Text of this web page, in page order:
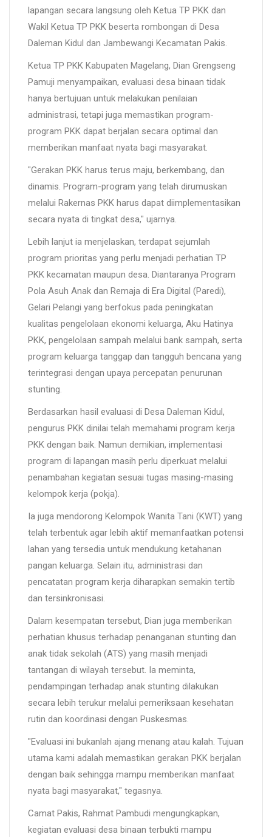
lapangan secara langsung oleh Ketua TP PKK dan
Wakil Ketua TP PKK beserta rombongan di Desa
Daleman Kidul dan Jambewangi Kecamatan Pakis.
Ketua TP PKK Kabupaten Magelang, Dian Grengseng
Pamuji menyampaikan, evaluasi desa binaan tidak
hanya bertujuan untuk melakukan penilaian
administrasi, tetapi juga memastikan program-
program PKK dapat berjalan secara optimal dan
memberikan manfaat nyata bagi masyarakat.
"Gerakan PKK harus terus maju, berkembang, dan
dinamis. Program-program yang telah dirumuskan
melalui Rakernas PKK harus dapat diimplementasikan
secara nyata di tingkat desa," ujarnya.
Lebih lanjut ia menjelaskan, terdapat sejumlah
program prioritas yang perlu menjadi perhatian TP
PKK kecamatan maupun desa. Diantaranya Program
Pola Asuh Anak dan Remaja di Era Digital (Paredi),
Gelari Pelangi yang berfokus pada peningkatan
kualitas pengelolaan ekonomi keluarga, Aku Hatinya
PKK, pengelolaan sampah melalui bank sampah, serta
program keluarga tanggap dan tangguh bencana yang
terintegrasi dengan upaya percepatan penurunan
stunting.
Berdasarkan hasil evaluasi di Desa Daleman Kidul,
pengurus PKK dinilai telah memahami program kerja
PKK dengan baik. Namun demikian, implementasi
program di lapangan masih perlu diperkuat melalui
penambahan kegiatan sesuai tugas masing-masing
kelompok kerja (pokja).
Ia juga mendorong Kelompok Wanita Tani (KWT) yang
telah terbentuk agar lebih aktif memanfaatkan potensi
lahan yang tersedia untuk mendukung ketahanan
pangan keluarga. Selain itu, administrasi dan
pencatatan program kerja diharapkan semakin tertib
dan tersinkronisasi.
Dalam kesempatan tersebut, Dian juga memberikan
perhatian khusus terhadap penanganan stunting dan
anak tidak sekolah (ATS) yang masih menjadi
tantangan di wilayah tersebut. Ia meminta,
pendampingan terhadap anak stunting dilakukan
secara lebih terukur melalui pemeriksaan kesehatan
rutin dan koordinasi dengan Puskesmas.
"Evaluasi ini bukanlah ajang menang atau kalah. Tujuan
utama kami adalah memastikan gerakan PKK berjalan
dengan baik sehingga mampu memberikan manfaat
nyata bagi masyarakat," tegasnya.
Camat Pakis, Rahmat Pambudi mengungkapkan,
kegiatan evaluasi desa binaan terbukti mampu